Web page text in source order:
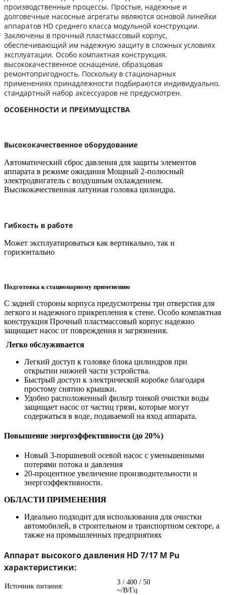
производственные процессы. Простые, надежные и
долговечные насосные агрегаты являются основой линейки
аппаратов HD среднего класса модульной конструкции.
Заключены в прочный пластмассовый корпус,
обеспечивающий им надежную защиту в сложных условиях
эксплуатации. Особо компактная конструкция,
высококачественное оснащение, образцовая
ремонтопригодность. Поскольку в стационарных
применениях принадлежности подбираются индивидуально,
стандартный набор аксессуаров не предусмотрен.
ОСОБЕННОСТИ И ПРЕИМУЩЕСТВА
Высококачественное оборудование
Автоматический сброс давления для защиты элементов
аппарата в режиме ожидания Мощный 2-полюсный
электродвигатель с воздушным охлаждением.
Высококачественная латунная головка цилиндра.
Гибкость в работе
Может эксплуатироваться как вертикально, так и
горизонтально
Подготовка к стационарному применению
С задней стороны корпуса предусмотрены три отверстия для
легкого и надежного прикрепления к стене. Особо компактная
конструкция Прочный пластмассовый корпус надежно
защищает насос от повреждения и загрязнения.
Легко обслуживается
Легкий доступ к головке блока цилиндров при
открытии нижней части устройства.
Быстрый доступ к электрической коробке благодаря
простому снятию крышки.
Удобно расположенный фильтр тонкой очистки воды
защищает насос от частиц грязи, которые могут
содержаться в воде, подаваемой на вход аппарата.
Повышение энергоэффективности (до 20%)
Новый 3-поршневой осевой насос с уменьшенными
потерями потока и давления
20-процентное увеличение производительности и
энергоэффективности.
ОБЛАСТИ ПРИМЕНЕНИЯ
Идеально подходит для использования для очистки
автомобилей, в строительном и транспортном секторе, а
также на промышленных предприятиях
Аппарат высокого давления HD 7/17 M Pu
характеристики:
Источник питания:
3 / 400 / 50
~/В/Гц